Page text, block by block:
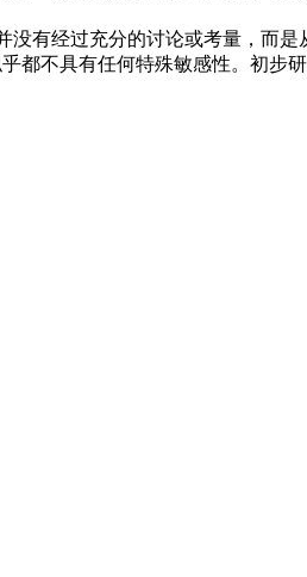
有经过充分的讨论或考量，而
都不具有任何特殊敏感性。初步